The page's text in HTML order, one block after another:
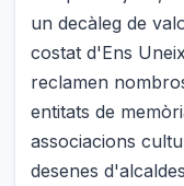
un decàleg de
costat d'Ens
reclamen
entitats de
associacions
desenes